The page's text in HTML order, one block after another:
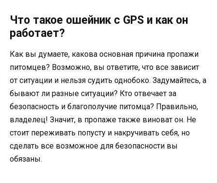
Что такое ошейник с GPS и как он
работает?
Как вы думаете, какова основная причина пропажи
питомцев? Возможно, вы ответите, что все зависит
от ситуации и нельзя судить однобоко. Задумайтесь, а
бывают ли разные ситуации? Кто отвечает за
безопасность и благополучие питомца? Правильно,
владелец! Значит, в пропаже также виноват он. Не
стоит переживать попусту и накручивать себя, но
сделать все возможное для безопасности вы
обязаны.